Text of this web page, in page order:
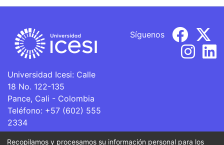
Universidad Icesi: Calle
18 No. 122-135
Pance, Cali - Colombia
Teléfono: +57 (602) 555
2334
ventanillaunica@icesi.edu.co
Síguenos
Recopilamos y procesamos su información personal para los